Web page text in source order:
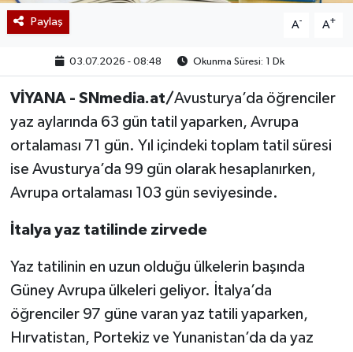
Paylaş A- A+
03.07.2026 - 08:48 Okunma Süresi: 1 Dk
VİYANA - SNmedia.at/Avusturya’da öğrenciler
yaz aylarında 63 gün tatil yaparken, Avrupa
ortalaması 71 gün. Yıl içindeki toplam tatil süresi
ise Avusturya’da 99 gün olarak hesaplanırken,
Avrupa ortalaması 103 gün seviyesinde.
İtalya yaz tatilinde zirvede
Yaz tatilinin en uzun olduğu ülkelerin başında
Güney Avrupa ülkeleri geliyor. İtalya’da
öğrenciler 97 güne varan yaz tatili yaparken,
Hırvatistan, Portekiz ve Yunanistan’da da yaz